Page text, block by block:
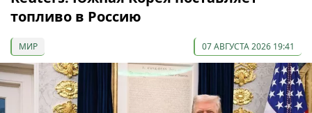
топливо в Россию
МИР 07 АВГУСТА 2026 19:41